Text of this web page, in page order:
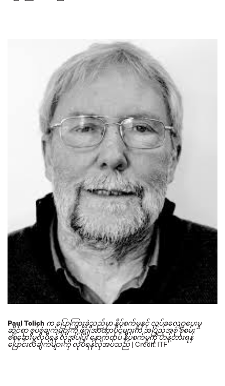
Paul Tolich က ပြောကြားခဲ့သည်မှာ နှိပ်စက်မှုနှင့် လုပ်ခလျော့ပေးမှု
ဆိုင်ရာ စွပ်စွဲချက်များကို ဖီဂျီအာဏာပိုင်များက အပြည့်အစုံ စုံစမ်း
စစ်ဆေးမှုလုပ်ရန် လိုအပ်ပြီး နောက်ထပ် နှိပ်စက်မှုကို ဟန့်တားရန်
ပြောင်းလဲချက်များကို လုပ်ရန်လိုအပ်သည် | Credit: ITF